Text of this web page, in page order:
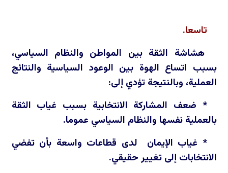
تاسعا.
هشاشة الثقة بين المواطن والنظام السياسي،
بسبب اتساع الهوة بين الوعود السياسية والنتائج
العملية، وبالنتيجة تؤدي إلى:
* ضعف المشاركة الانتخابية بسبب غياب الثقة
بالعملية نفسها والنظام السياسي عموما.
* غياب الإيمان لدى قطاعات واسعة بأن تفضي
الانتخابات إلى تغيير حقيقي.